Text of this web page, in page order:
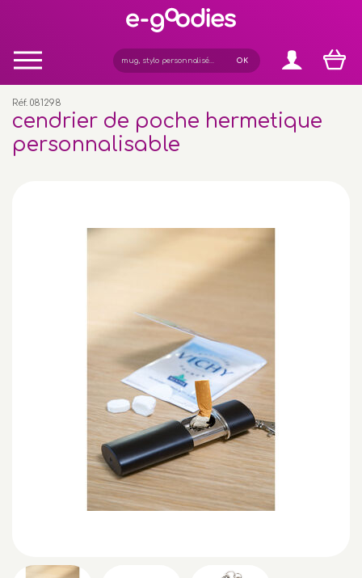
Réf. 081298
cendrier de poche hermetique
personnalisable